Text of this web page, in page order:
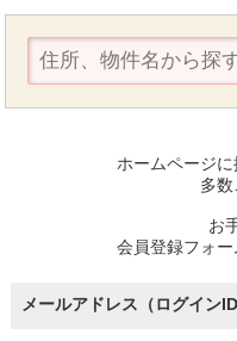
ホームページ
多数
お
会員登録フォー
メールアドレス（ログインID